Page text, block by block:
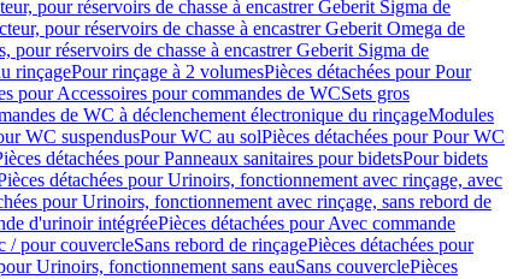
pour réservoirs de chasse à encastrer Geberit Sigma de
pour réservoirs de chasse à encastrer Geberit Omega de
pour réservoirs de chasse à encastrer Geberit Sigma de
rinçagePour rinçage à 2 volumesPièces détachées pour Pour
pour Accessoires pour commandes de WCSets gros
de WC à déclenchement électronique du rinçageModules
WC suspendusPour WC au solPièces détachées pour Pour WC
détachées pour Panneaux sanitaires pour bidetsPour bidets
détachées pour Urinoirs, fonctionnement avec rinçage, avec
pour Urinoirs, fonctionnement avec rinçage, sans rebord de
d'urinoir intégréePièces détachées pour Avec commande
/ pour couvercleSans rebord de rinçagePièces détachées pour
Urinoirs, fonctionnement sans eauSans couverclePièces